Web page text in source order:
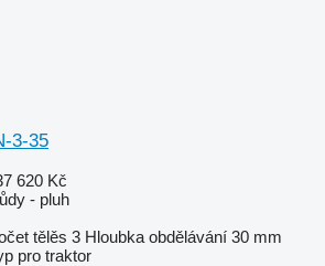
3-35
620 Kč
- pluh
tělěs 3 Hloubka obdělávání 30 mm
pro traktor